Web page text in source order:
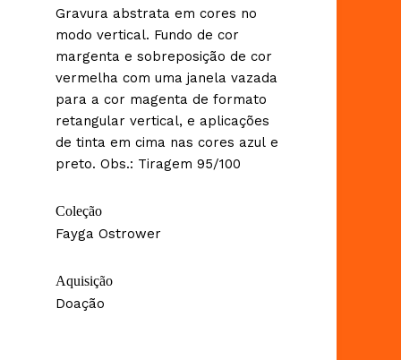
Gravura abstrata em cores no
modo vertical. Fundo de cor
margenta e sobreposição de cor
vermelha com uma janela vazada
para a cor magenta de formato
retangular vertical, e aplicações
de tinta em cima nas cores azul e
preto. Obs.: Tiragem 95/100
Coleção
Fayga Ostrower
Aquisição
Doação